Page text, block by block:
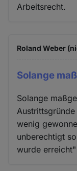
Arbeitsrecht.
Roland Weber
Solange
Solange
wenig
unberechtigt
wurde